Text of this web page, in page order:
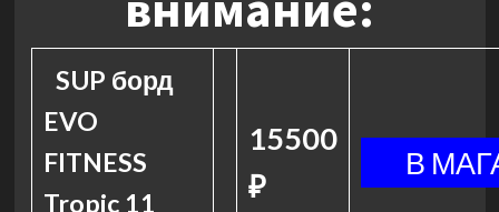
SUP борд
EVO
FITNESS
Tropic 11
15500
₽